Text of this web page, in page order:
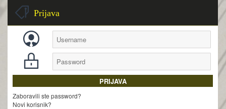
Prijava
Zaboravili ste password?
Novi korisnik?